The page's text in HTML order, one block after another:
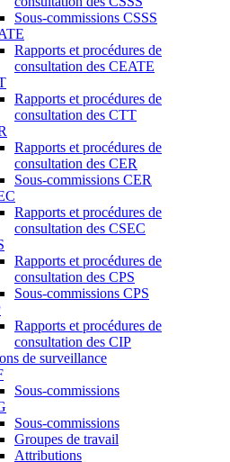
Sous-commissions CSSS
Rapports et procédures de
consultation des CEATE
Rapports et procédures de
consultation des CTT
Rapports et procédures de
consultation des CER
Sous-commissions CER
Rapports et procédures de
consultation des CSEC
Rapports et procédures de
consultation des CPS
Sous-commissions CPS
Rapports et procédures de
consultation des CIP
de surveillance
Sous-commissions
Sous-commissions
Groupes de travail
Attributions